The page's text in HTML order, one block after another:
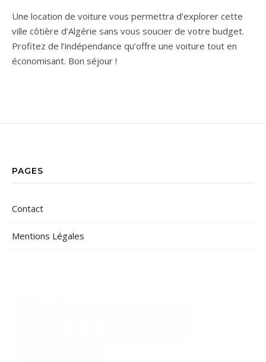
Une location de voiture vous permettra d’explorer cette
ville côtière d’Algérie sans vous soucier de votre budget.
Profitez de l’indépendance qu’offre une voiture tout en
économisant. Bon séjour !
PAGES
Contact
Mentions Légales